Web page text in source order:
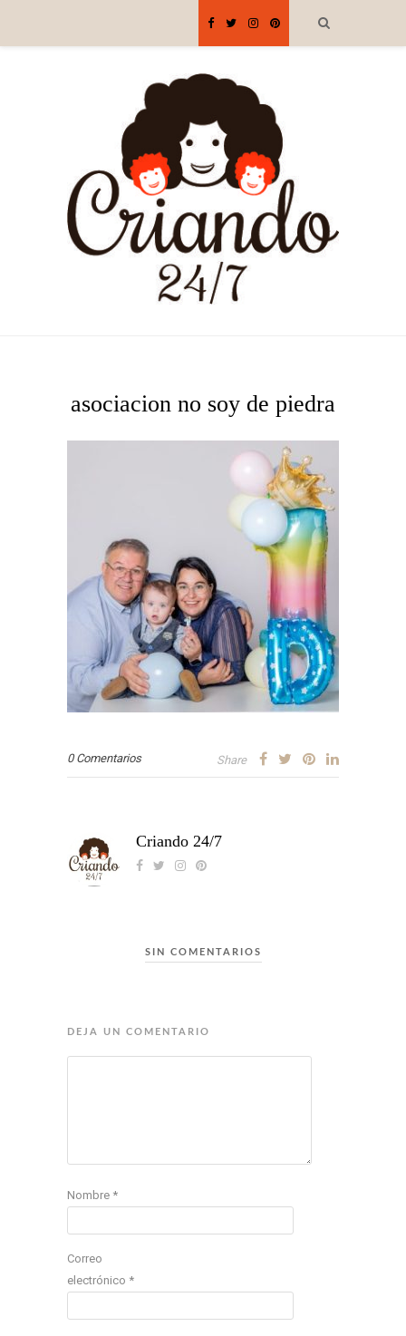
asociacion no soy de piedra
0 Comentarios Share
Criando 24/7
SIN COMENTARIOS
DEJA UN COMENTARIO
Nombre *
Correo
electrónico *